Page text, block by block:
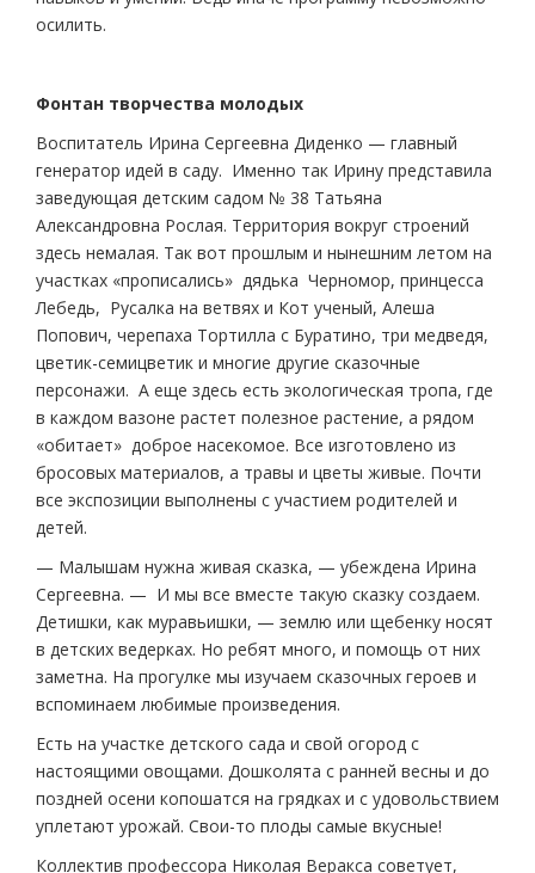
осилить.
Фонтан творчества молодых
Воспитатель Ирина Сергеевна Диденко — главный
генератор идей в саду. Именно так Ирину представила
заведующая детским садом № 38 Татьяна
Александровна Рослая. Территория вокруг строений
здесь немалая. Так вот прошлым и нынешним летом на
участках «прописались» дядька Черномор, принцесса
Лебедь, Русалка на ветвях и Кот ученый, Алеша
Попович, черепаха Тортилла с Буратино, три медведя,
цветик-семицветик и многие другие сказочные
персонажи. А еще здесь есть экологическая тропа, где
в каждом вазоне растет полезное растение, а рядом
«обитает» доброе насекомое. Все изготовлено из
бросовых материалов, а травы и цветы живые. Почти
все экспозиции выполнены с участием родителей и
детей.
— Малышам нужна живая сказка, — убеждена Ирина
Сергеевна. — И мы все вместе такую сказку создаем.
Детишки, как муравьишки, — землю или щебенку носят
в детских ведерках. Но ребят много, и помощь от них
заметна. На прогулке мы изучаем сказочных героев и
вспоминаем любимые произведения.
Есть на участке детского сада и свой огород с
настоящими овощами. Дошколята с ранней весны и до
поздней осени копошатся на грядках и с удовольствием
уплетают урожай. Свои-то плоды самые вкусные!
Коллектив профессора Николая Веракса советует,